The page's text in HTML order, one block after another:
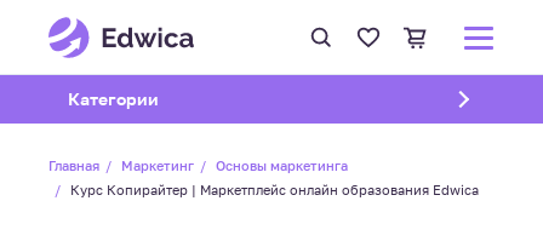
Открыть подменю
Категории
Главная Маркетинг
Основы маркетинга
Курс Копирайтер | Маркетплейс онлайн образования Edwica